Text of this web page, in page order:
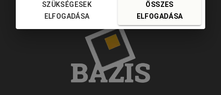
SZÜKSÉGESEK
ELFOGADÁSA
ÖSSZES
ELFOGADÁSA